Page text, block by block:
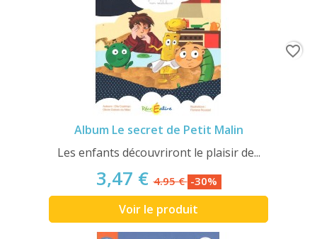
Album Le secret de Petit Malin
Les enfants découvriront le plaisir de...
3,47 €4.95 € -30%
Voir le produit
favorite_border